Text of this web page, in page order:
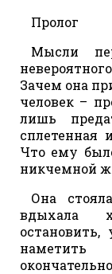
Пролог
Мысли
Зачем она
человек –
лишь
сплетенная
Что ему
никчемной
Она
вдыхала